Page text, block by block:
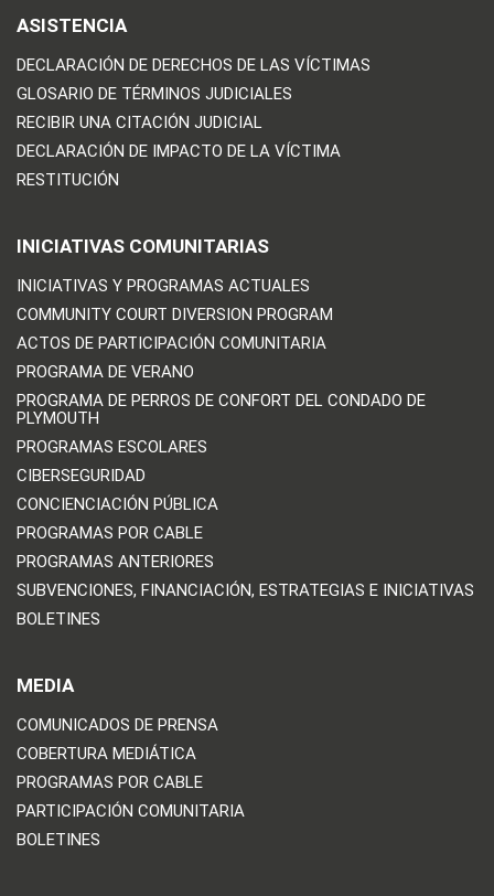
ASISTENCIA
DECLARACIÓN DE DERECHOS DE LAS VÍCTIMAS
GLOSARIO DE TÉRMINOS JUDICIALES
RECIBIR UNA CITACIÓN JUDICIAL
DECLARACIÓN DE IMPACTO DE LA VÍCTIMA
RESTITUCIÓN
INICIATIVAS COMUNITARIAS
INICIATIVAS Y PROGRAMAS ACTUALES
COMMUNITY COURT DIVERSION PROGRAM
ACTOS DE PARTICIPACIÓN COMUNITARIA
PROGRAMA DE VERANO
PROGRAMA DE PERROS DE CONFORT DEL CONDADO DE
PLYMOUTH
PROGRAMAS ESCOLARES
CIBERSEGURIDAD
CONCIENCIACIÓN PÚBLICA
PROGRAMAS POR CABLE
PROGRAMAS ANTERIORES
SUBVENCIONES, FINANCIACIÓN, ESTRATEGIAS E INICIATIVAS
BOLETINES
MEDIA
COMUNICADOS DE PRENSA
COBERTURA MEDIÁTICA
PROGRAMAS POR CABLE
PARTICIPACIÓN COMUNITARIA
BOLETINES